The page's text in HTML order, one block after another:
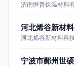
济南恒普保温材料
河北烯谷新材
河北烯谷新材料科
宁波市鄞州世